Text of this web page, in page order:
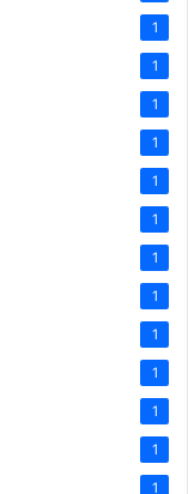
1
1
1
1
1
1
1
1
1
1
1
1
1